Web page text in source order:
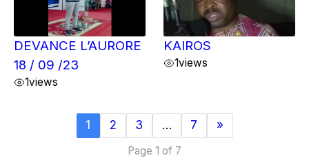
DEVANCE L’AURORE
18 / 09 /23
1views
KAIROS
1views
1 2 3 … 7 »
Page 1 of 7